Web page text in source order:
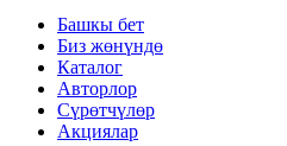
Close
Menu
Башкы бет
Биз жөнүндө
Каталог
Авторлор
Сүрөтчүлөр
Акциялар